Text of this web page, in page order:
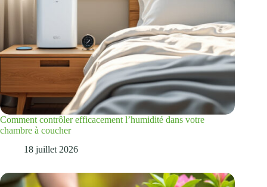
Comment contrôler efficacement l’humidité dans votre
chambre à coucher
18 juillet 2026